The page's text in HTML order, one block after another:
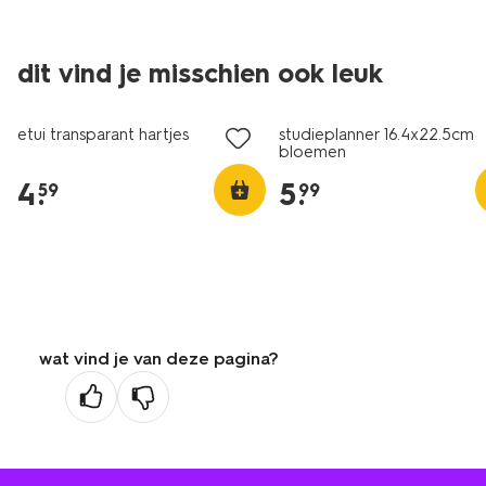
dit vind je misschien ook leuk
nieuw
etui transparant hartjes
4.
59
studieplanner 16.4x22.5cm
bloemen
5.
99
wat vind je van deze pagina?